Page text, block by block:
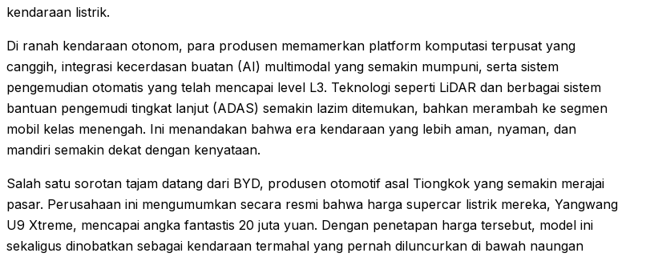
kendaraan listrik.
Di ranah kendaraan otonom, para produsen memamerkan platform komputasi terpusat yang
canggih, integrasi kecerdasan buatan (AI) multimodal yang semakin mumpuni, serta sistem
pengemudian otomatis yang telah mencapai level L3. Teknologi seperti LiDAR dan berbagai sistem
bantuan pengemudi tingkat lanjut (ADAS) semakin lazim ditemukan, bahkan merambah ke segmen
mobil kelas menengah. Ini menandakan bahwa era kendaraan yang lebih aman, nyaman, dan
mandiri semakin dekat dengan kenyataan.
Salah satu sorotan tajam datang dari BYD, produsen otomotif asal Tiongkok yang semakin merajai
pasar. Perusahaan ini mengumumkan secara resmi bahwa harga supercar listrik mereka, Yangwang
U9 Xtreme, mencapai angka fantastis 20 juta yuan. Dengan penetapan harga tersebut, model ini
sekaligus dinobatkan sebagai kendaraan termahal yang pernah diluncurkan di bawah naungan